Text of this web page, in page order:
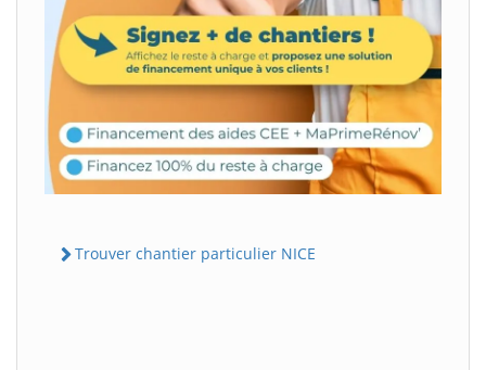
Trouver chantier particulier NICE